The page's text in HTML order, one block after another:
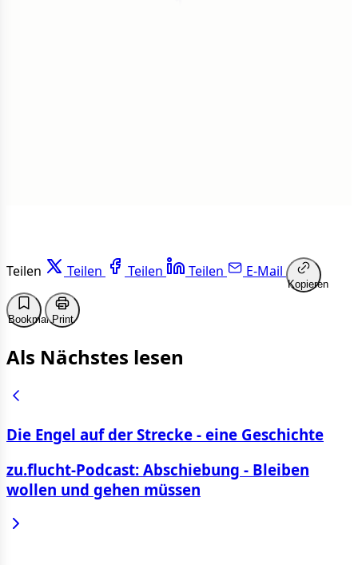
Teilen Teilen Teilen Teilen E-Mail
Kopieren
BookmarkPrint
Als Nächstes lesen
Die Engel auf der Strecke - eine Geschichte
zu.flucht-Podcast: Abschiebung - Bleiben
wollen und gehen müssen